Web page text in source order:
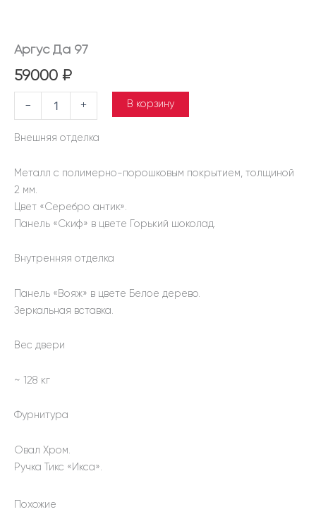
Аргус Да 97
59000 ₽
- + В корзину
Внешняя отделка
Металл с полимерно-порошковым покрытием, толщиной
2 мм.
Цвет «Серебро антик».
Панель «Скиф» в цвете Горький шоколад.
Внутренняя отделка
Панель «Вояж» в цвете Белое дерево.
Зеркальная вставка.
Вес двери
~ 128 кг
Фурнитура
Овал Хром.
Ручка Тикс «Икса».
Похожие